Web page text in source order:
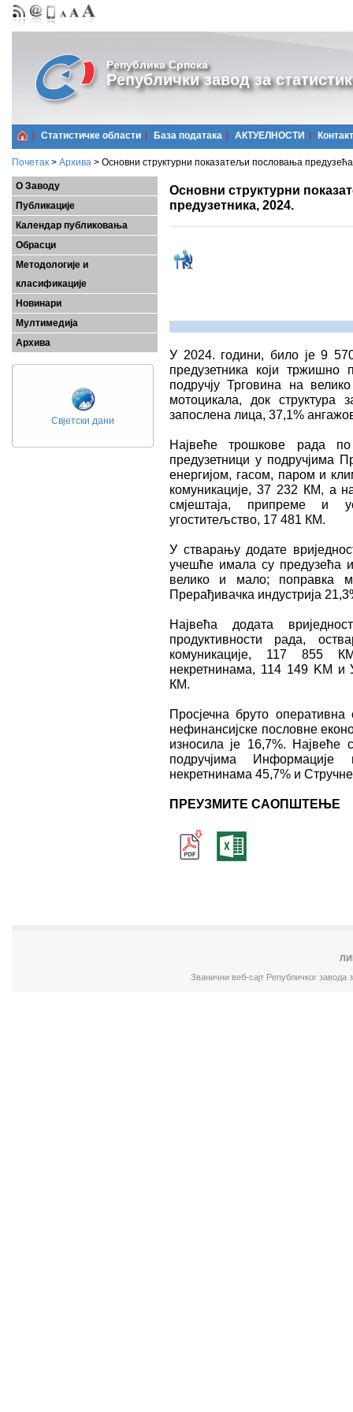
Република Српска
Републички завод за
Статистичке области Базa података АКТУЕЛНОСТИ Контакт
Почетак > Архива > Основни структурни показатељи пословања
О Заводу
Публикације
Календар публиковања
Обрасци
Методологије и
класификације
Новинари
Мултимедија
Архива
Свјетски дани
Основни структурни
предузетника, 2024.
У 2024. години, било је 9
предузетника који тржишно
подручју Трговина на
мотоцикала, док структура
запослена лица, 37,1%
Највеће трошкове рада
предузетници у подручјима
енергијом, гасом, паром и
комуникације, 37 232 КМ, а
смјештаја, припреме и
угоститељство, 17 481 КМ.
У стварању додате
учешће имала су предузећа
велико и мало; поправка
Прерађивачка индустрија
Највећа додата
продуктивности рада,
комуникације, 117 855
некретнинама, 114 149 KM и
КМ.
Просјечна бруто
нефинансијске пословне
износила је 16,7%. Највеће
подручјима
некретнинама 45,7% и
ПРЕУЗМИТЕ САОПШТЕЊЕ
Званични веб-сајт Републичког